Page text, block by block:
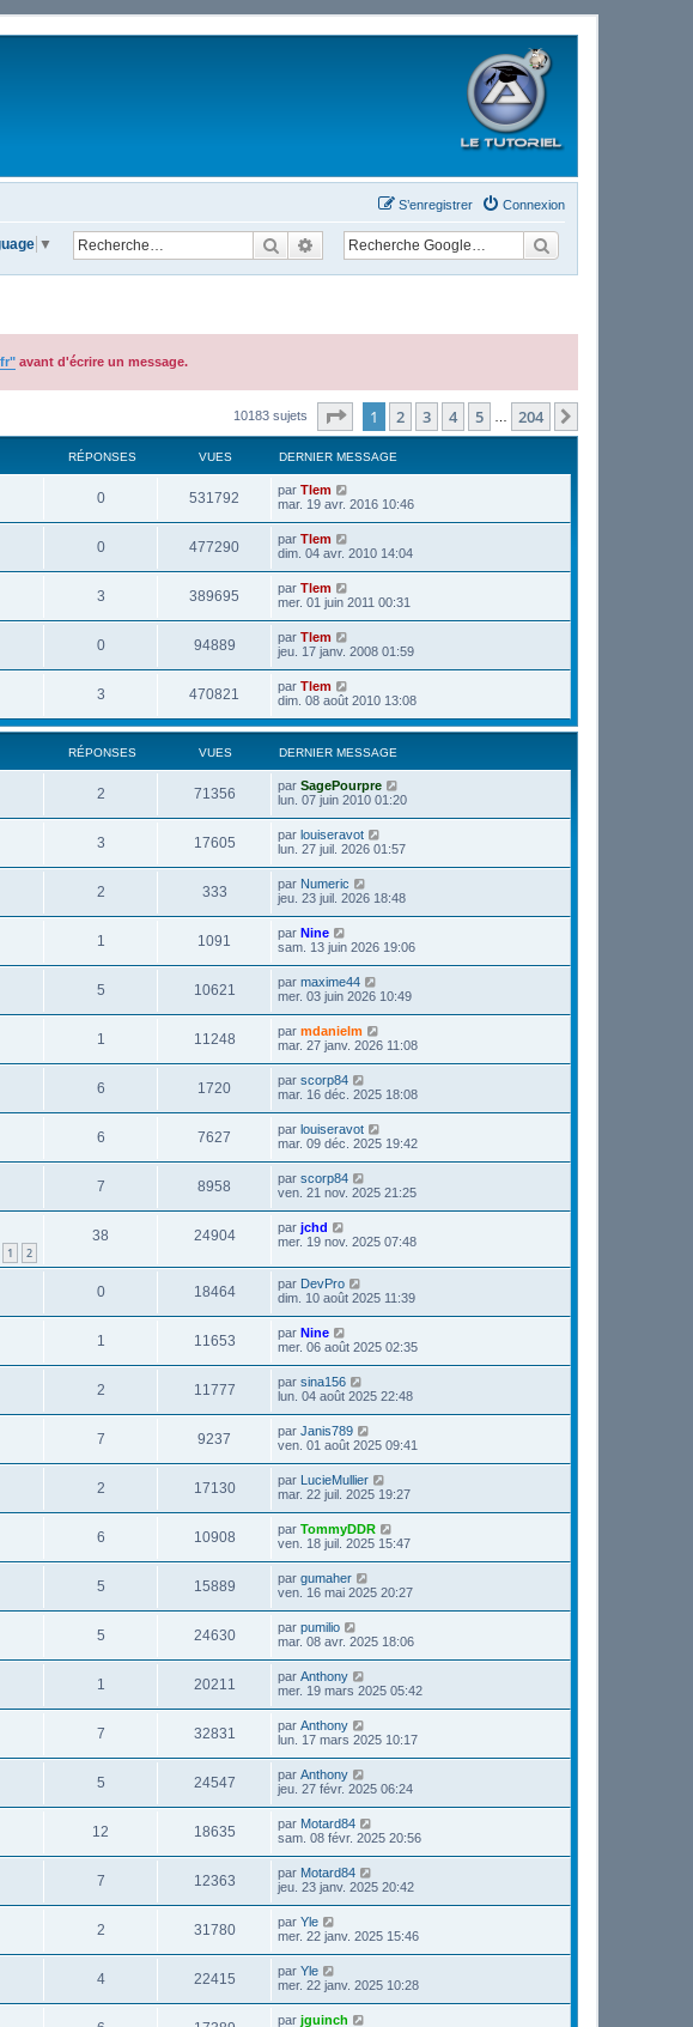
Connexion
S’enregistrer
RechercherRecherche avancée
▼
avant d'écrire un message.
10183 sujets Page sur204
1 2 3 4 5 204
RÉPONSES VUES DERNIER MESSAGE
0 531792 par Tlem
mar. 19 avr. 2016 10:46
0 477290 par Tlem
dim. 04 avr. 2010 14:04
3 389695 par Tlem
mer. 01 juin 2011 00:31
0 94889 par Tlem
jeu. 17 janv. 2008 01:59
3 470821 par Tlem
dim. 08 août 2010 13:08
RÉPONSES VUES DERNIER MESSAGE
2 71356 par SagePourpre
lun. 07 juin 2010 01:20
3 17605 par louiseravot
lun. 27 juil. 2026 01:57
2 333 par Numeric
jeu. 23 juil. 2026 18:48
1 1091 par Nine
sam. 13 juin 2026 19:06
5 10621 par maxime44
mer. 03 juin 2026 10:49
1 11248 par mdanielm
mar. 27 janv. 2026 11:08
6 1720 par scorp84
mar. 16 déc. 2025 18:08
6 7627 par louiseravot
mar. 09 déc. 2025 19:42
7 8958 par scorp84
ven. 21 nov. 2025 21:25
1 2
38 24904 par jchd
mer. 19 nov. 2025 07:48
0 18464 par DevPro
dim. 10 août 2025 11:39
1 11653 par Nine
mer. 06 août 2025 02:35
2 11777 par sina156
lun. 04 août 2025 22:48
7 9237 par Janis789
ven. 01 août 2025 09:41
2 17130 par LucieMullier
mar. 22 juil. 2025 19:27
6 10908 par TommyDDR
ven. 18 juil. 2025 15:47
5 15889 par gumaher
ven. 16 mai 2025 20:27
5 24630 par pumilio
mar. 08 avr. 2025 18:06
1 20211 par Anthony
mer. 19 mars 2025 05:42
7 32831 par Anthony
lun. 17 mars 2025 10:17
5 24547 par Anthony
jeu. 27 févr. 2025 06:24
12 18635 par Motard84
sam. 08 févr. 2025 20:56
7 12363 par Motard84
jeu. 23 janv. 2025 20:42
2 31780 par Yle
mer. 22 janv. 2025 15:46
4 22415 par Yle
mer. 22 janv. 2025 10:28
par jguinch